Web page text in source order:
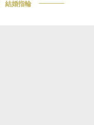
結婚指輪